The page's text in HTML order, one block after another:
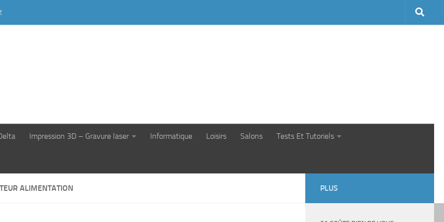
Impression 3D – Gravure laser Informatique Loisirs Salons Tests Et Tutoriels
ALIMENTATION PLUS